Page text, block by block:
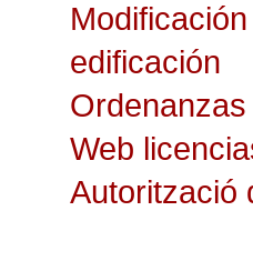
edificación
Web
Autorització